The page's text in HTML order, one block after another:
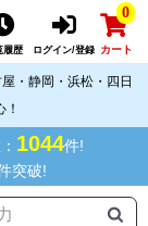
履歴 ログイン/登録
0
カート
・静岡・浜松・四日
1044件!
突破!